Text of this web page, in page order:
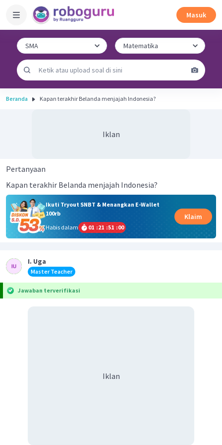
Masuk
Beranda Kapan terakhir Belanda menjajah Indonesia?
Iklan
Pertanyaan
Kapan terakhir Belanda menjajah Indonesia?
Ikuti Tryout SNBT & Menangkan E-Wallet
100rb
Habis dalam
01 :21 :51 :00
Klaim
I. Uga
Master Teacher
Jawaban terverifikasi
Iklan